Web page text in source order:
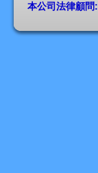
本公司法律顧問: